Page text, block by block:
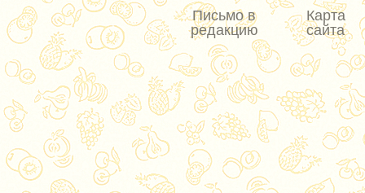
Письмо в
редакцию
Карта
сайта